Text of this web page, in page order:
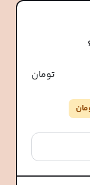
تومان